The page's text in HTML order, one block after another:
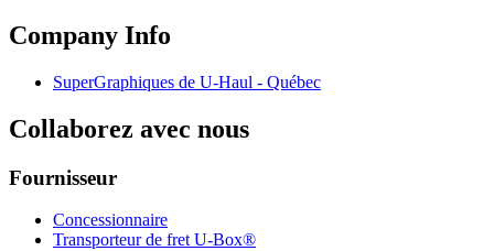
Company Info
SuperGraphiques de U-Haul - Québec
Collaborez avec nous
Fournisseur
Concessionnaire
Transporteur de fret U-Box®